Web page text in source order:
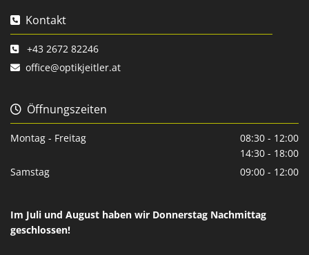
 Kontakt
 +43 2672 82246
 office@optikjeitler.at
 Öffnungszeiten
Montag - Freitag
08:30 - 12:00
14:30 - 18:00
Samstag
09:00 - 12:00
Im Juli und August haben wir Donnerstag Nachmittag
geschlossen!